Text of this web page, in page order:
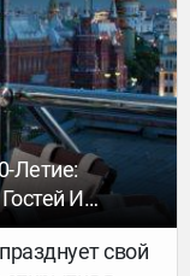
Летие:
И
Месяца
свой